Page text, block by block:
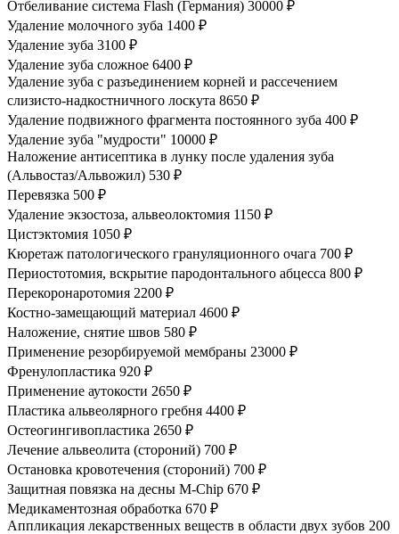
Отбеливание система Flash (Германия) 30000 ₽
Удаление молочного зуба 1400 ₽
Удаление зуба 3100 ₽
Удаление зуба сложное 6400 ₽
Удаление зуба с разъединением корней и рассечением
слизисто-надкостничного лоскута 8650 ₽
Удаление подвижного фрагмента постоянного зуба 400 ₽
Удаление зуба "мудрости" 10000 ₽
Наложение антисептика в лунку после удаления зуба
(Альвостаз/Альвожил) 530 ₽
Перевязка 500 ₽
Удаление экзостоза, альвеолоктомия 1150 ₽
Цистэктомия 1050 ₽
Кюретаж патологического грануляционного очага 700 ₽
Периостотомия, вскрытие пародонтального абцесса 800 ₽
Перекоронаротомия 2200 ₽
Костно-замещающий материал 4600 ₽
Наложение, снятие швов 580 ₽
Применение резорбируемой мембраны 23000 ₽
Френулопластика 920 ₽
Применение аутокости 2650 ₽
Пластика альвеолярного гребня 4400 ₽
Остеогингивопластика 2650 ₽
Лечение альвеолита (стороний) 700 ₽
Остановка кровотечения (стороний) 700 ₽
Защитная повязка на десны M-Chip 670 ₽
Медикаментозная обработка 670 ₽
Аппликация лекарственных веществ в области двух зубов 200